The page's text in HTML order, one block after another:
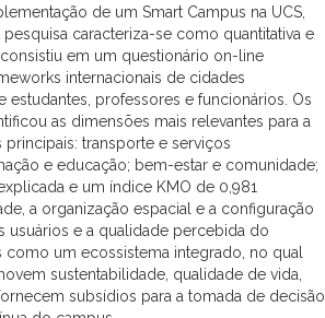
de um Smart Campus na UCS,
caracteriza-se como quantitativa e
em um questionário on-line
internacionais de cidades
professores e funcionários. Os
as dimensões mais relevantes para a
transporte e serviços
e educação; bem-estar e comunidade;
e um índice KMO de 0,981
a organização espacial e a configuração
usuários e a qualidade percebida do
um ecossistema integrado, no qual
sustentabilidade, qualidade de vida,
subsídios para a tomada de decisão